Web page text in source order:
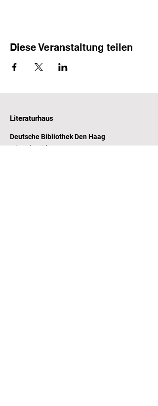
Diese Veranstaltung teilen
Literaturhaus
Deutsche Bibliothek Den Haag
Witte de Withstraat 31-33